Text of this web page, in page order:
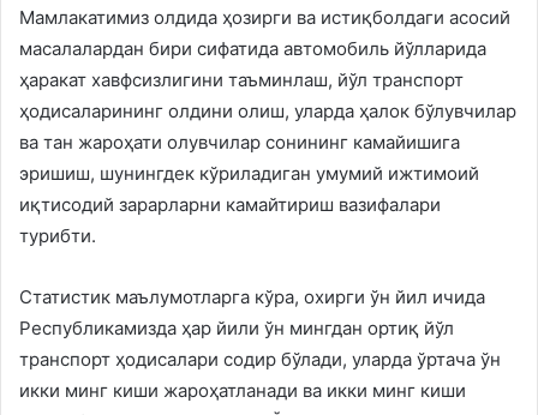
Мамлакатимиз олдида ҳозирги ва истиқболдаги асосий
масалалардан бири сифатида автомобиль йўлларида
ҳаракат хавфсизлигини таъминлаш, йўл транспорт
ҳодисаларининг олдини олиш, уларда ҳалок бўлувчилар
ва тан жароҳати олувчилар сонининг камайишига
эришиш, шунингдек кўриладиган умумий ижтимоий
иқтисодий зарарларни камайтириш вазифалари
турибти.
Статистик маълумотларга кўра, охирги ўн йил ичида
Республикамизда ҳар йили ўн мингдан ортиқ йўл
транспорт ҳодисалари содир бўлади, уларда ўртача ўн
икки минг киши жароҳатланади ва икки минг киши